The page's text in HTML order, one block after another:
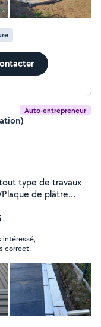
Auto-entrepreneur
type de travaux
de plâtre
quatre vingt cinq,
intéressé,
correct.